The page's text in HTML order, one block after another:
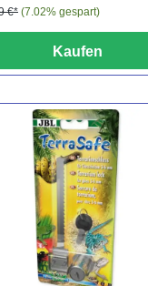
€* (7.02% gespart)
Kaufen